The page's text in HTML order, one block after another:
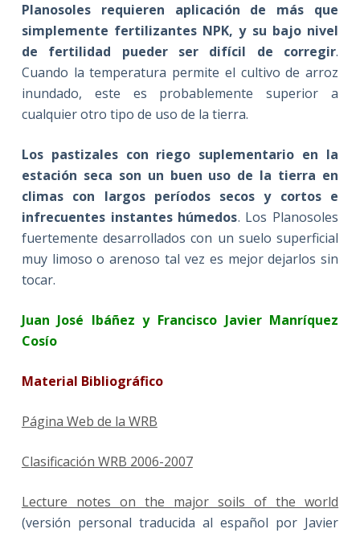
Planosoles requieren aplicación de más que
simplemente fertilizantes NPK, y su bajo nivel
de fertilidad pueder ser difícil de corregir.
Cuando la temperatura permite el cultivo de arroz
inundado, este es probablemente superior a
cualquier otro tipo de uso de la tierra.
Los pastizales con riego suplementario en la
estación seca son un buen uso de la tierra en
climas con largos períodos secos y cortos e
infrecuentes instantes húmedos. Los Planosoles
fuertemente desarrollados con un suelo superficial
muy limoso o arenoso tal vez es mejor dejarlos sin
tocar.
Juan José Ibáñez y Francisco Javier Manríquez
Cosío
Material Bibliográfico
Página Web de la WRB
Clasificación WRB 2006-2007
Lecture notes on the major soils of the world
(versión personal traducida al español por Javier